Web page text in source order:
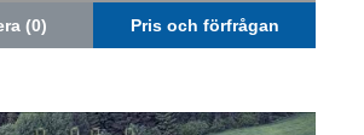
(0) Pris och förfrågan